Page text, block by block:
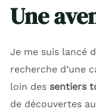
Une
Je me suis lancé
recherche d’une
loin des sentiers
de découvertes